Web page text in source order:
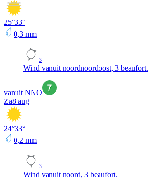
25°33°
0,3 mm
3
Wind vanuit noordnoordoost, 3 beaufort.
vanuit NNO
Za8 aug
24°33°
0,2 mm
3
Wind vanuit noord, 3 beaufort.